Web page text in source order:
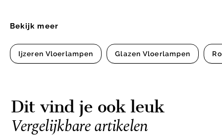
Bekijk meer
Ijzeren Vloerlampen Glazen Vloerlampen
Dit vind je ook leuk
Vergelijkbare artikelen